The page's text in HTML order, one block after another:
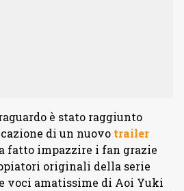
è stato raggiunto
di un nuovo trailer
fatto impazzire i fan grazie
originali della serie
voci amatissime di Aoi Yuki